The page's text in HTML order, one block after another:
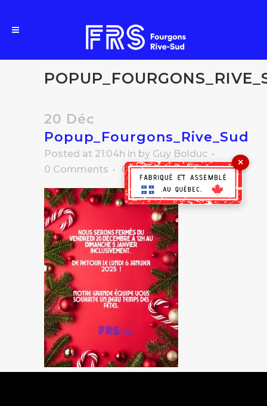
20 Déc
Popup_Fourgons_Rive_Sud
Posted at 21:04h in by Guy Bolduc
0 Comments
0 Likes
×